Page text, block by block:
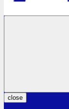
close